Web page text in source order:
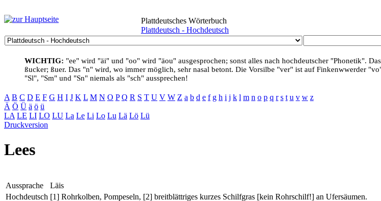
Plattdeutsches Wörterbuch
Plattdeutsch - Hochdeutsch
WICHTIG: "ee" wird "äi" und "oo" wird "äou" ausgesprochen; sonst alles nach hochdeutscher "Phonetik".
ßucker; ßuer. Das "n" wird, wo immer möglich, sehr nasal betont. Die Vorsilbe "ver" ist auf Finkenwwerder
"Sl", "Sm" und "Sn" niemals als "sch" aussprechen!
A B C D E F G H I J K L M N O P Q R S T U V W Z a b d e f g h i j k l m n o p q r s t u v w z
Ä Ö Ü ä ö ü
LA LE LI LO LU La Le Li Lo Lu Lä Lö Lü
Druckversion
Lees
Aussprache
Läis
Hochdeutsch [1] Rohrkolben, Pompeseln, [2] breitblättriges kurzes Schilfgras [kein Rohrschilf!] an Ufersäumen.